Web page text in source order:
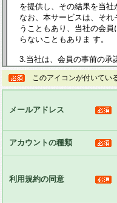
を提供し、その結果を当社
なお、本サービスは、そ
うこともあり、当社の会
らないこともありま す。
3.当社は、会員の事前の承
規約を任意に制定、変更
は、本規約においては本サ
して告知の案内を配信ま
るものとします。
5.当社がお聞きする個人
のと考えております。従っ
合には、当社はその個人
社の取扱商品やサービス
このアイコンが付いてい
メールアドレス
アカウントの種類
利用規約の同意